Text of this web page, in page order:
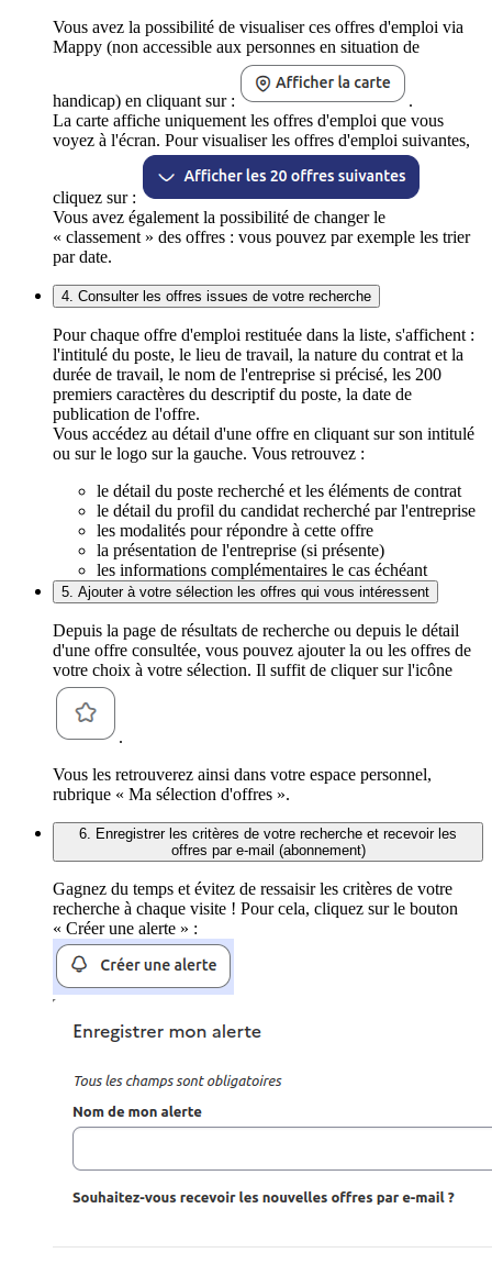
Vous avez la possibilité de visualiser ces offres d'emploi via
Mappy (non accessible aux personnes en situation de
handicap) en cliquant sur :
.
La carte affiche uniquement les offres d'emploi que vous
voyez à l'écran. Pour visualiser les offres d'emploi suivantes,
cliquez sur :
Vous avez également la possibilité de changer le
« classement » des offres : vous pouvez par exemple les trier
par date.
4. Consulter les offres issues de votre recherche
Pour chaque offre d'emploi restituée dans la liste, s'affichent :
l'intitulé du poste, le lieu de travail, la nature du contrat et la
durée de travail, le nom de l'entreprise si précisé, les 200
premiers caractères du descriptif du poste, la date de
publication de l'offre.
Vous accédez au détail d'une offre en cliquant sur son intitulé
ou sur le logo sur la gauche. Vous retrouvez :
le détail du poste recherché et les éléments de contrat
le détail du profil du candidat recherché par l'entreprise
les modalités pour répondre à cette offre
la présentation de l'entreprise (si présente)
les informations complémentaires le cas échéant
5. Ajouter à votre sélection les offres qui vous intéressent
Depuis la page de résultats de recherche ou depuis le détail
d'une offre consultée, vous pouvez ajouter la ou les offres de
votre choix à votre sélection. Il suffit de cliquer sur l'icône
.
Vous les retrouverez ainsi dans votre espace personnel,
rubrique « Ma sélection d'offres ».
6. Enregistrer les critères de votre recherche et recevoir les
offres par e-mail (abonnement)
Gagnez du temps et évitez de ressaisir les critères de votre
recherche à chaque visite ! Pour cela, cliquez sur le bouton
« Créer une alerte » :